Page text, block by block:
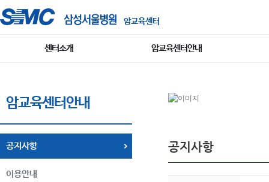
암교육센터
센터소개 암교육센터안내
암교육센터안내
공지사항
이용안내
공지사항